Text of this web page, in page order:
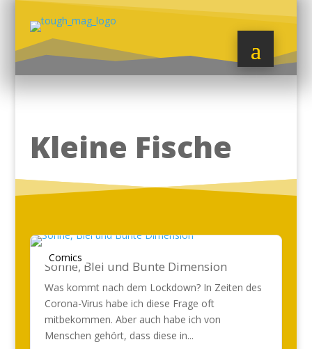
Kleine Fische
Comics
Sonne, Blei und Bunte Dimension
Was kommt nach dem Lockdown? In Zeiten des
Corona-Virus habe ich diese Frage oft
mitbekommen. Aber auch habe ich von
Menschen gehört, dass diese in...